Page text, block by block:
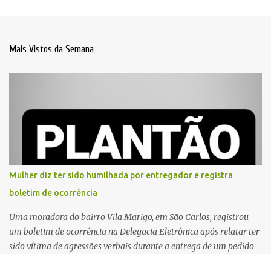
Mais Vistos da Semana
Mulher diz ter sido humilhada por entregador e registra
boletim de ocorrência
Uma moradora do bairro Vila Marigo, em São Carlos, registrou
um boletim de ocorrência na Delegacia Eletrônica após relatar ter
sido vítima de agressões verbais durante a entrega de um pedido